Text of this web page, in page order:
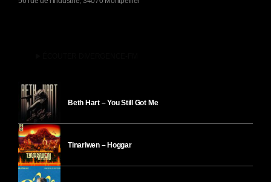
Beth Hart – You Still Got Me
Tinariwen – Hoggar